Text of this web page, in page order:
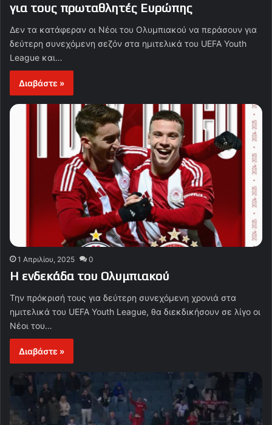
για τους πρωταθλητές Ευρώπης
Δεν τα κατάφεραν οι Νέοι του Ολυμπιακού να περάσουν για
δεύτερη συνεχόμενη σεζόν στα ημιτελικά του UEFA Youth
League και…
Διαβάστε »
1 Απριλίου, 2025 0
Η ενδεκάδα του Ολυμπιακού
Την πρόκρισή τους για δεύτερη συνεχόμενη χρονιά στα
ημιτελικά του UEFA Youth League, θα διεκδικήσουν σε λίγο οι
Νέοι του…
Διαβάστε »